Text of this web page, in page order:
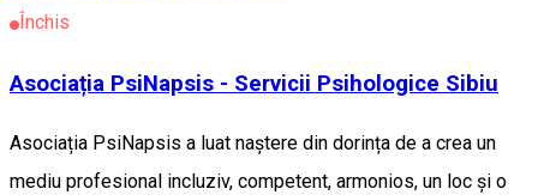
Închis
Asociația PsiNapsis - Servicii Psihologice Sibiu
Asociația PsiNapsis a luat naștere din dorința de a crea un
mediu profesional incluziv, competent, armonios, un loc și o